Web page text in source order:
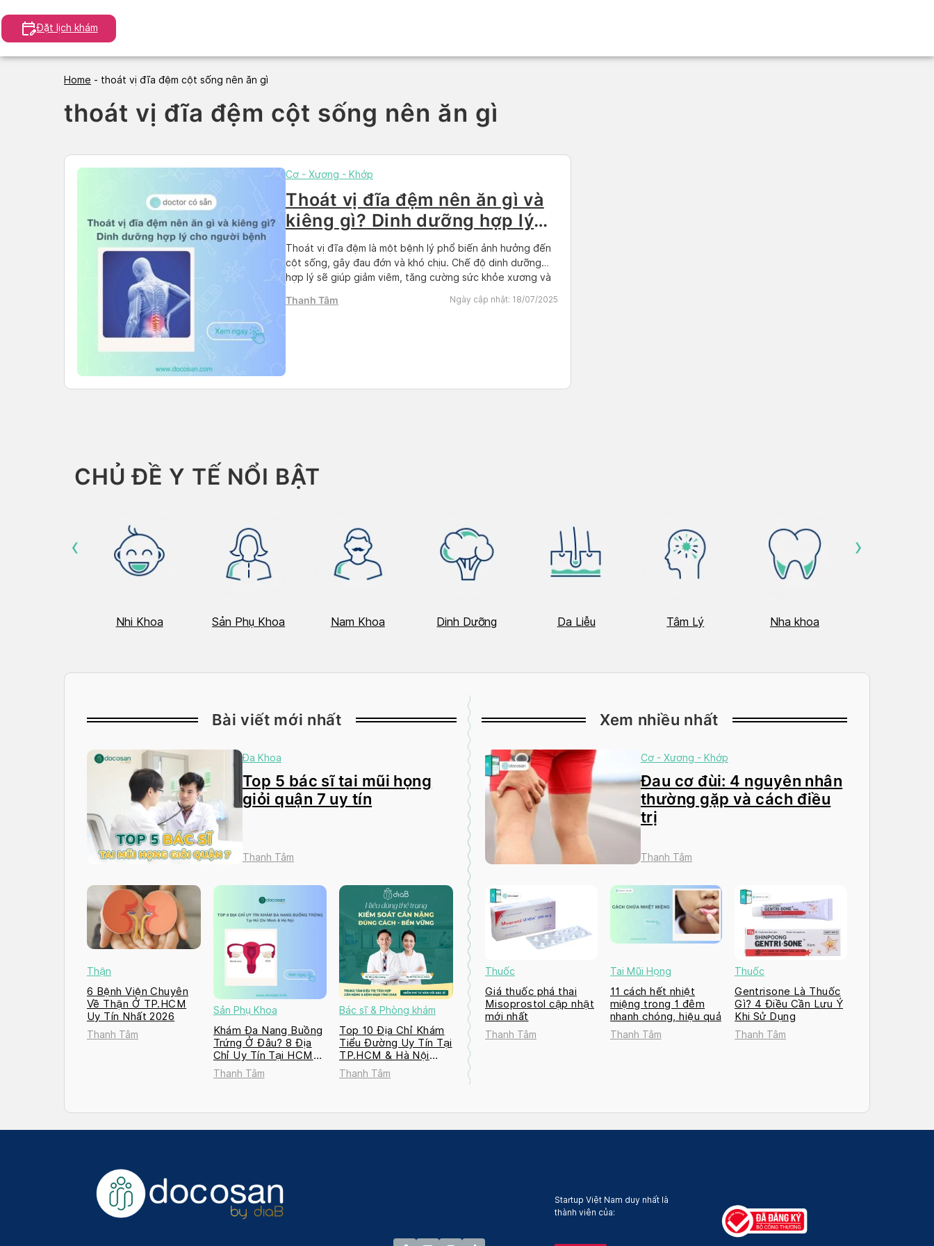
to
content
Đặt lịch khám
Home - thoát vị đĩa đệm cột sống nên ăn gì
thoát vị đĩa đệm cột sống nên ăn gì
Cơ - Xương - Khớp
Thoát vị đĩa đệm nên ăn gì và
kiêng gì? Dinh dưỡng hợp lý
cho người bệnh
Thoát vị đĩa đệm là một bệnh lý phổ biến ảnh hưởng đến
cột sống, gây đau đớn và khó chịu. Chế độ dinh dưỡng
hợp lý sẽ giúp giảm viêm, tăng cường sức khỏe xương và
tin chi tiết về các […]
Thanh Tâm Ngày cập nhật: 18/07/2025
CHỦ ĐỀ Y TẾ NỔI BẬT
Nhi Khoa Sản Phụ Khoa Nam Khoa Dinh Dưỡng Da Liễu Tâm Lý Nha khoa
‹ ›
Bài viết mới nhất
Đa Khoa
Top 5 bác sĩ tai mũi họng
giỏi quận 7 uy tín
Thanh Tâm
Thận
6 Bệnh Viện Chuyên
Về Thận Ở TP.HCM
Uy Tín Nhất 2026
Thanh Tâm
Sản Phụ Khoa
Khám Đa Nang Buồng
Trứng Ở Đâu? 8 Địa
Chỉ Uy Tín Tại HCM
và Hà Nội 2026
Thanh Tâm
Bác sĩ & Phòng khám
Top 10 Địa Chỉ Khám
Tiểu Đường Uy Tín Tại
TP.HCM & Hà Nội
2026
Thanh Tâm
Xem nhiều nhất
Cơ - Xương - Khớp
Đau cơ đùi: 4 nguyên nhân
thường gặp và cách điều
trị
Thanh Tâm
Thuốc
Giá thuốc phá thai
Misoprostol cập nhật
mới nhất
Thanh Tâm
Tai Mũi Họng
11 cách hết nhiệt
miệng trong 1 đêm
nhanh chóng, hiệu quả
Thanh Tâm
Thuốc
Gentrisone Là Thuốc
Gì? 4 Điều Cần Lưu Ý
Khi Sử Dụng
Thanh Tâm
Startup Việt Nam duy nhất là
thành viên của: